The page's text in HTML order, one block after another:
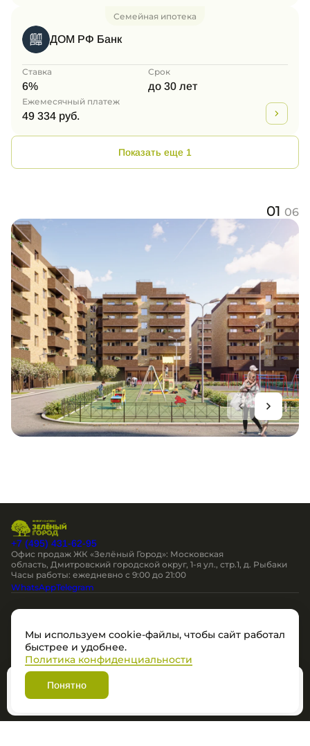
Семейная ипотека
ДОМ РФ Банк
Ставка
6%
Срок
до 30 лет
Ежемесячный платеж
49 334 руб.
Показать еще 1
01 06
+7 (495) 431-62-95
Офис продаж ЖК «Зелёный Город»: Московская
область, Дмитровский городской округ, 1-я ул., стр.1, д. Рыбаки
Часы работы: ежедневно c 9:00 до 21:00
WhatsAppTelegram
Политика в отношении обработки персональных данных
Разработано
© ЖК "Зеленый Город", 2026
Остались вопросы?
Мы перезвоним
Мы используем cookie-файлы, чтобы сайт работал
быстрее и удобнее.
Политика конфиденциальности
Понятно